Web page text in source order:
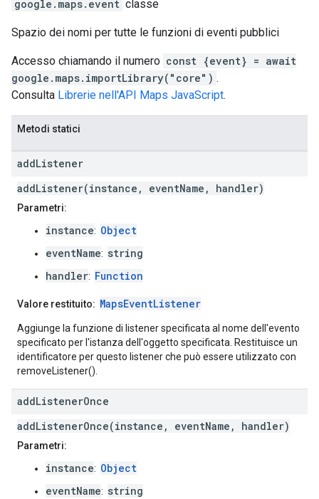
google.maps. event classe
Spazio dei nomi per tutte le funzioni di eventi pubblici
Accesso chiamando il numero const {event} = await
google.maps.importLibrary("core") .
Consulta Librerie nell'API Maps JavaScript.
Metodi statici
addListener
addListener(instance, eventName, handler)
Parametri:
instance: Object
eventName: string
handler: Function
Valore restituito: MapsEventListener
Aggiunge la funzione di listener specificata al nome dell'evento
specificato per l'istanza dell'oggetto specificata. Restituisce un
identificatore per questo listener che può essere utilizzato con
removeListener().
addListenerOnce
addListenerOnce(instance, eventName, handler)
Parametri:
instance: Object
eventName: string